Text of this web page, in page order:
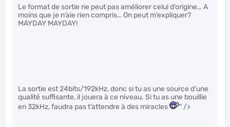
Le format de sortie ne peut pas améliorer celui d’origine… A
moins que je n’aie rien compris… On peut m’expliquer?
MAYDAY MAYDAY!
La sortie est 24bits/192kHz, donc si tu as une source d’une
qualité suffisante, il jouera à ce niveau. Si tu as une bouillie
en 32kHz, faudra pas t’attendre à des miracles
" />